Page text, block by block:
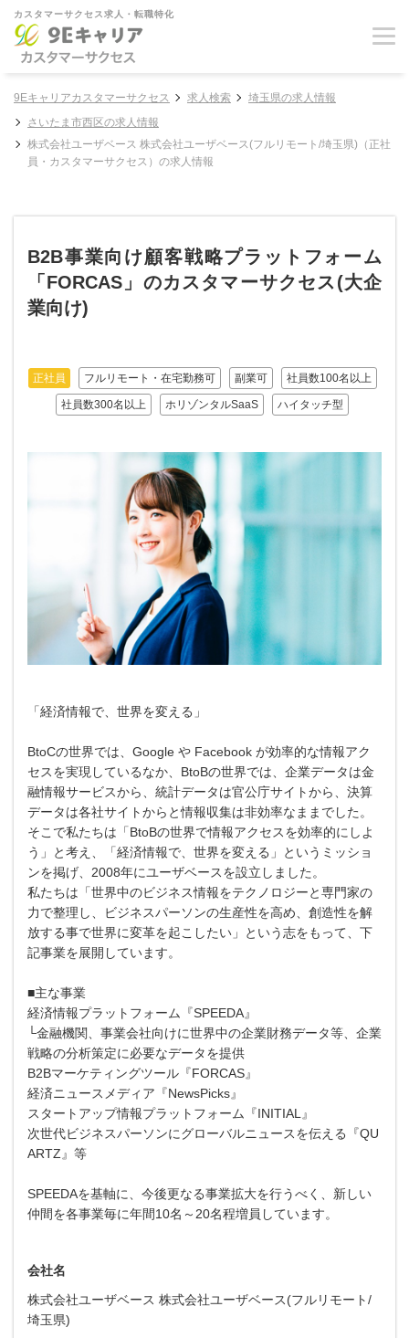
カスタマーサクセス求人・転職特化
9Eキャリアカスタマーサクセス 求人検索
埼玉県の求人情報
さいたま市西区の求人情報
株式会社ユーザベース 株式会社ユーザベース(フルリモート/埼玉県)（正社
員・カスタマーサクセス）の求人情報
B2B事業向け顧客戦略プラットフォーム
「FORCAS」のカスタマーサクセス(大企
業向け)
正社員 フルリモート・在宅勤務可 副業可 社員数100名以上
社員数300名以上 ホリゾンタルSaaS ハイタッチ型
「経済情報で、世界を変える」
BtoCの世界では、Google や Facebook が効率的な情報アク
セスを実現しているなか、BtoBの世界では、企業データは金
融情報サービスから、統計データは官公庁サイトから、決算
データは各社サイトからと情報収集は非効率なままでした。
そこで私たちは「BtoBの世界で情報アクセスを効率的にしよ
う」と考え、「経済情報で、世界を変える」というミッショ
ンを掲げ、2008年にユーザベースを設立しました。
私たちは「世界中のビジネス情報をテクノロジーと専門家の
力で整理し、ビジネスパーソンの生産性を高め、創造性を解
放する事で世界に変革を起こしたい」という志をもって、下
記事業を展開しています。
■主な事業
経済情報プラットフォーム『SPEEDA』
└金融機関、事業会社向けに世界中の企業財務データ等、企業
戦略の分析策定に必要なデータを提供
B2Bマーケティングツール『FORCAS』
経済ニュースメディア『NewsPicks』
スタートアップ情報プラットフォーム『INITIAL』
次世代ビジネスパーソンにグローバルニュースを伝える『QU
ARTZ』等
SPEEDAを基軸に、今後更なる事業拡大を行うべく、新しい
仲間を各事業毎に年間10名～20名程増員しています。
会社名
株式会社ユーザベース 株式会社ユーザベース(フルリモート/
埼玉県)